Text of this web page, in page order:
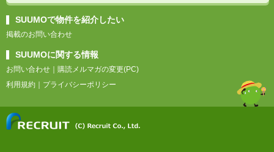
SUUMOで物件を紹介したい
掲載のお問い合わせ
SUUMOに関する情報
お問い合わせ
購読メルマガの変更(PC)
利用規約
プライバシーポリシー